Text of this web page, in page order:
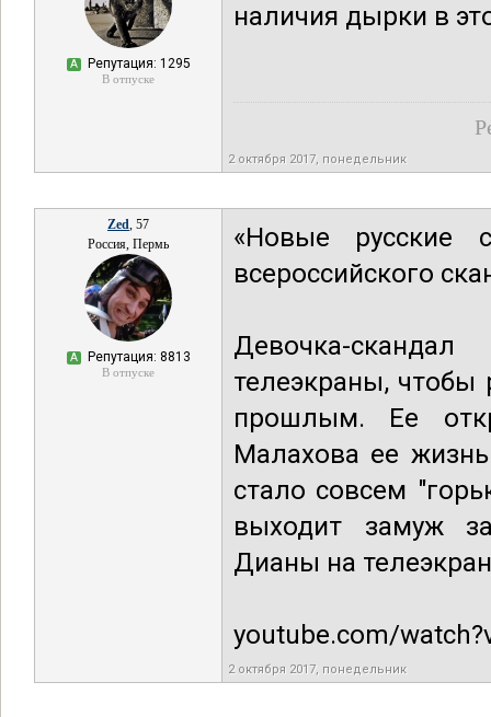
А Репутация: 1295
В отпуске
наличия дырки в
2 октября 2017, понедельник
Zed, 57
Россия, Пермь
А Репутация: 8813
В отпуске
«Новые русские
всероссийского
Девочка-
телеэкраны, чтобы
прошлым. Ее
Малахова ее
стало совсем
выходит замуж
Дианы на
youtube.com/
2 октября 2017, понедельник